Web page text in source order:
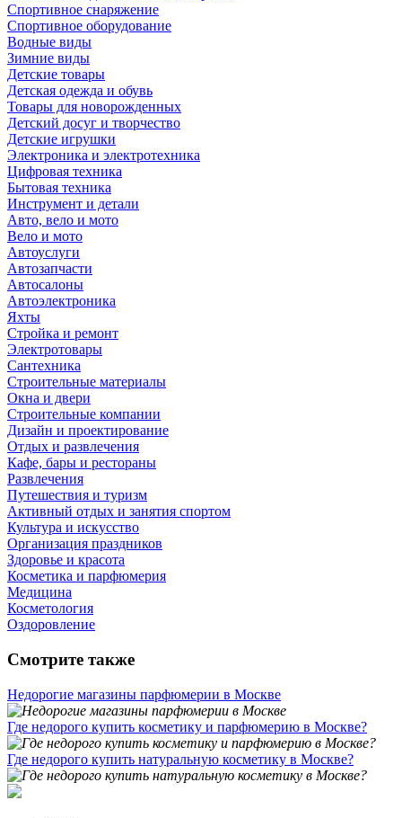
Спортивное снаряжение
Спортивное оборудование
Водные виды
Зимние виды
Детские товары
Детская одежда и обувь
Товары для новорожденных
Детский досуг и творчество
Детские игрушки
Электроника и электротехника
Цифровая техника
Бытовая техника
Инструмент и детали
Авто, вело и мото
Вело и мото
Автоуслуги
Автозапчасти
Автосалоны
Автоэлектроника
Яхты
Стройка и ремонт
Электротовары
Сантехника
Строительные материалы
Окна и двери
Строительные компании
Дизайн и проектирование
Отдых и развлечения
Кафе, бары и рестораны
Развлечения
Путешествия и туризм
Активный отдых и занятия спортом
Культура и искусство
Организация праздников
Здоровье и красота
Косметика и парфюмерия
Медицина
Косметология
Оздоровление
Смотрите также
Недорогие магазины парфюмерии в Москве
Где недорого купить косметику и парфюмерию в Москве?
Где недорого купить натуральную косметику в Москве?